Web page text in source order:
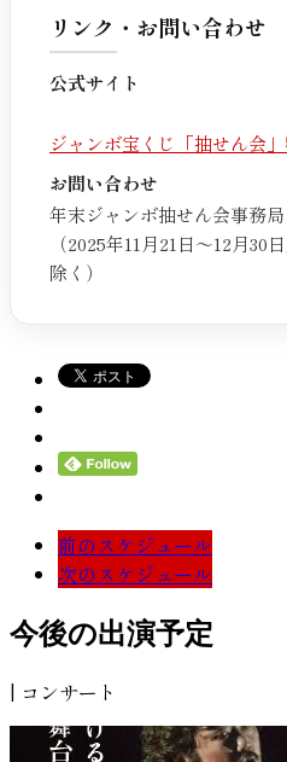
リンク・お問い合わせ
公式サイト
ジャンボ宝くじ「抽せん会
お問い合わせ
年末ジャンボ抽せん会事務
（2025年11月21日〜12月30
除く）
前のスケジュール
次のスケジュール
今後の出演予定
| コンサート